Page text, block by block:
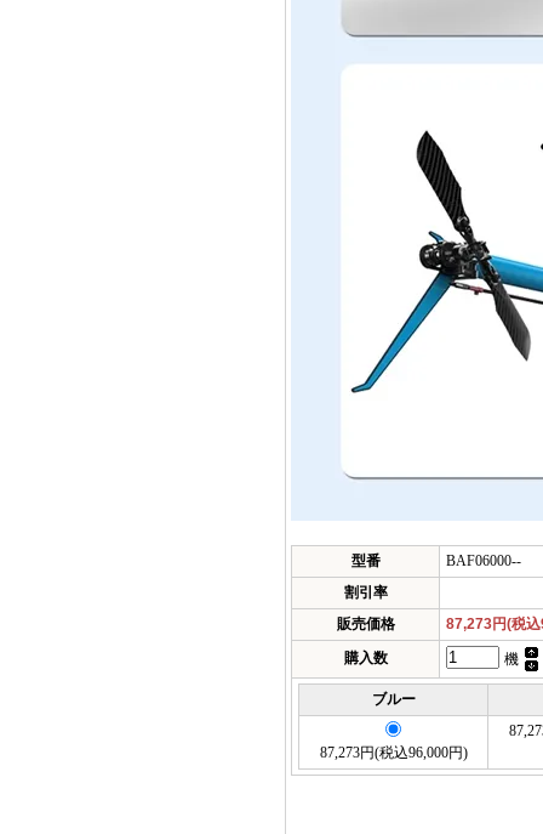
型番
BAF06000--
割引率
販売価格
87,273円(税
購入数
機
ブルー
87,273円(税込96,000円)